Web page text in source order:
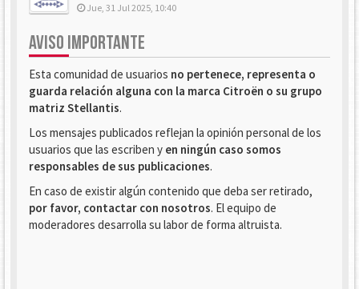
Jue, 31 Jul 2025, 10:40
AVISO IMPORTANTE
Esta comunidad de usuarios no pertenece, representa o
guarda relación alguna con la marca Citroën o su grupo
matriz Stellantis.
Los mensajes publicados reflejan la opinión personal de los
usuarios que las escriben y en ningún caso somos
responsables de sus publicaciones.
En caso de existir algún contenido que deba ser retirado,
por favor, contactar con nosotros. El equipo de
moderadores desarrolla su labor de forma altruista.